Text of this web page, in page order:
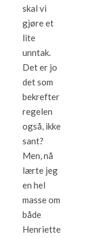
skal vi
gjøre et
lite
unntak.
Det er jo
det som
bekrefter
regelen
også, ikke
sant?
Men, nå
lærte jeg
en hel
masse om
både
Henriette